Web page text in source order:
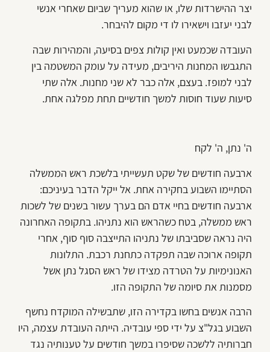
יצר ההישרדות שלו, או שהוא מעריך שביום שאחרי אנשי
לבני יעזבו וישאירו לו די מקום להיבחר.
העובדה שכמעט ואין קולות צפים בסיעה, והמהירות שבה
התגבשו המחנות היריבים, מעידה על עומק המשטמה בין
לבני למופז. בעצם, אלה כבר לא שני מחנות. אלה שתי
סיעות שעוד חוסות למשך חודשיים תחת מפלגה אחת.
ה' נתן, ה' לקח
ארבעה חודשים של שקט תעשייתי בלשכת ראש הממשלה
הסתיימו השבוע בחקירה אחת. אל ייקל הדבר בעיניכם:
ארבעה חודשים בחיי אדם הם בערך עשור בשנים של לשכות
ראש ממשלה, בטח כשהראש הוא נתניהו. בתקופה האחרונה
היה נראה שסביבתו של נתניהו התייצבה סוף סוף, אחרי
תקופה ארוכה שבה תפקדה כתחנת רכבת. התלונות
האנונימיות על הטרדה מצידו של ראש הסגל נתן אשל
מסמנות את סיומה של התקופה הזו.
הרבה אנשים בחשו בקדירה הזו, שתבשילה המוקדח נחשף
השבוע בגל"צ על ידי ספי עובדיה. הייתה העובדת עצמה, היו
חברותיה ללשכה שסיפרו במשך חודשים על טענותיה נגד